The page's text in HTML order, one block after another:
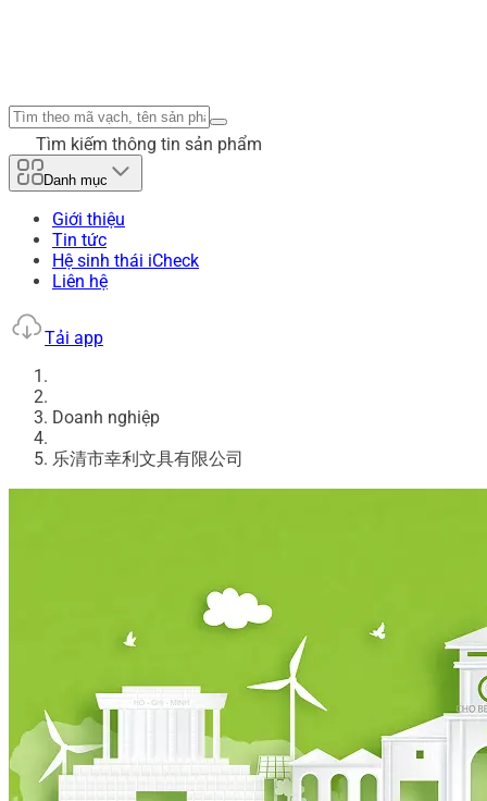
Tìm kiếm thông tin sản phẩm
Danh mục
Giới thiệu
Tin tức
Hệ sinh thái iCheck
Liên hệ
Tải app
Doanh nghiệp
乐清市幸利文具有限公司